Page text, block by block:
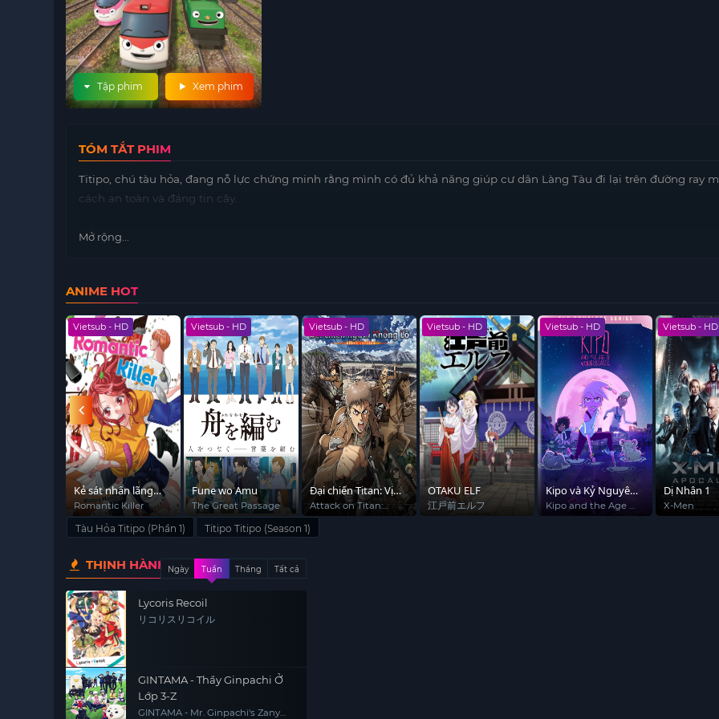
Xem phim
Tập phim
TÓM TẮT PHIM
Titipo, chú tàu hỏa, đang nỗ lực chứng minh rằng mình có đủ khả năng giúp cư dân Làng Tàu đi lại trên đường ray
cách an toàn và đáng tin cậy.
Mở rộng...
ANIME HOT
Vietsub - HD
Kẻ sát nhân lãng
mạn
Romantic Killer
Vietsub - HD
Fune wo Amu
The Great Passage
Vietsub - HD
Đại chiến Titan: Vị
khách bất ngờ
Attack on Titan:
Totsuzen no
Raihousha, Attack
Vietsub - HD
OTAKU ELF
江戸前エルフ
Vietsub - HD
Kipo và Kỷ Nguyên
Kỳ Thú (Phần 3)
Kipo and the Age of
Vietsub - HD
Dị Nhân 1
X-Men
Tàu Hỏa Titipo (Phần 1) Titipo Titipo (Season 1)
THỊNH HÀNH Ngày Tuần Tháng Tất cả
Lycoris Recoil
リコリスリコイル
GINTAMA - Thầy Ginpachi Ở
Lớp 3-Z
GINTAMA - Mr. Ginpachi's Zany